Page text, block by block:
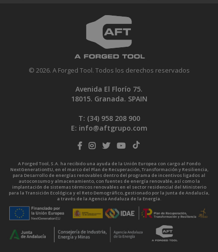
© 2026. A Forged Tool. Todos los derechos reservados
Avenida El Florío 75.
18015. Granada. SPAIN
T: (34) 958 208 900
E: info@aftgrupo.com
A Forged Tool, S.A. ha recibido una ayuda de la Unión Europea con cargo al Fondo
NextGenerationEU, en el marco del Plan de Recuperación, Transformación y Resiliencia,
para Desarrollo de energías renovables dentro del programa de incentivos ligados al
autoconsumo y almacenamiento, con fuentes de energía renovable, así como la
implantación de sistemas térmicos renovables en el sector residencial del Ministerio
para la Transición Ecológica y el Reto Demográfico, gestionado por la Junta de Andalucía,
a través de la Agencia Andaluza de la Energía.